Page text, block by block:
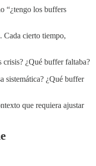
“¿tengo los buffers
Cada cierto tiempo,
crisis? ¿Qué buffer faltaba?
sistemática? ¿Qué buffer
que requiera ajustar